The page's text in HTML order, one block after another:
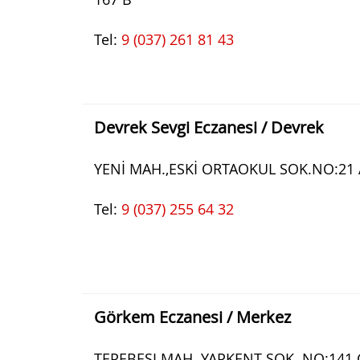
Tel: 9 (037) 261 81 43
Devrek Sevgi Eczanesi / Devrek
YENİ MAH.,ESKİ ORTAOKUL SOK.NO:21
Tel: 9 (037) 255 64 32
Görkem Eczanesi / Merkez